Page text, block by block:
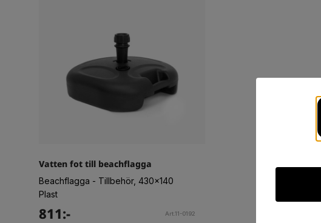
Vatten fot till beachflagga
Beachflagga - Tillbehör, 430x140
Plast
811:- Art.11-0192